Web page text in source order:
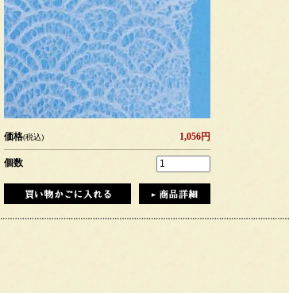
価格(税込) 1,056円
個数